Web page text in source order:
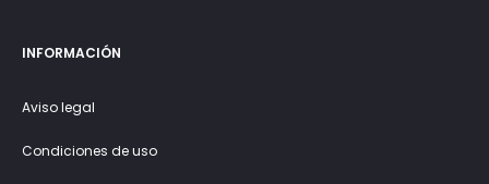
INFORMACIÓN
Aviso legal
Condiciones de uso